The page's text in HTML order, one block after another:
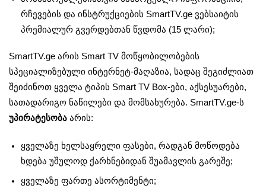
რჩევების და ინსტრუქციების SmartTV.ge ვებსაიტის
პრემიალურ გვერდებთან წვდომა (15 ლარი);
SmartTV.ge არის Smart TV მოწყობილობების
სპეციალიზებული ინტერნეტ-მაღაზია, სადაც შეგიძლიათ
შეიძინოთ ყველა ტიპის Smart TV Box-ები, აქსესუარები,
სათადარიგო ნაწილები და მომსახურება. SmartTV.ge-ს
უპირატესობა არის:
ყველაზე ხელსაყრელი ფასები, რადგან მოწოდება
ხდება უშულოდ ქარხნებიდან შუამავლის გარეშე;
ყველაზე ფართე ასორტიმენტი;